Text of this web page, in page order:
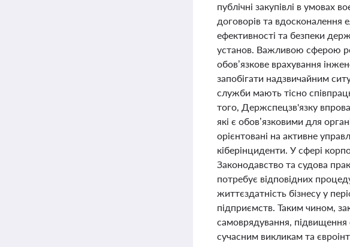
публічні закупівлі в умовах
договорів та вдосконалення
ефективності та безпеки
установ. Важливою сферою
обов’язкове врахування
запобігати надзвичайним
служби мають тісно
того, Держспецзв'язку
які є обов’язковими для
орієнтовані на активне
кіберінциденти. У сфері
Законодавство та судова
потребує відповідних
життєздатність бізнесу у
підприємств. Таким чином,
самоврядування, підвищення
сучасним викликам та